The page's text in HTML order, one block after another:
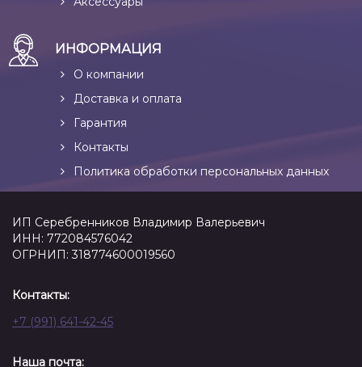
ИНФОРМАЦИЯ
О компании
Доставка и оплата
Гарантия
Контакты
Политика обработки персональных данных
ИП Серебренников Владимир Валерьевич
ИНН: 772084576042
ОГРНИП: 318774600019560
Контакты:
+7 (991) 641-42-45
Наша почта: